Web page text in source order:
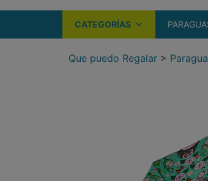
CATEGORÍAS
Que puedo Regalar >